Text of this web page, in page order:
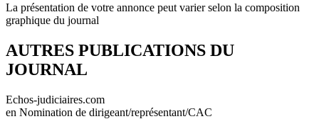
La présentation de votre annonce peut varier selon la composition
graphique du journal
AUTRES PUBLICATIONS DU
JOURNAL
Echos-judiciaires.com
en Nomination de dirigeant/représentant/CAC